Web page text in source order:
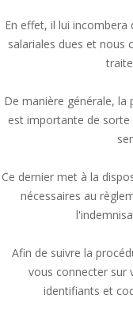
En effet, il lui
salariales dues et nous
De manière générale, la
est importante de
Ce dernier met à la
nécessaires au
Afin de suivre la
vous connecter sur
identifiants et